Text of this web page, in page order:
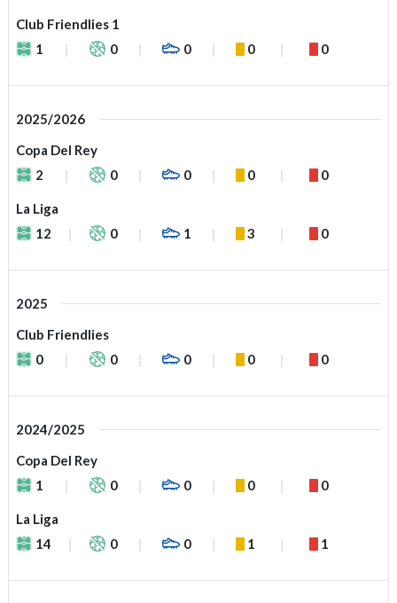
Club Friendlies 1
1
0 0 0 0
2025/2026
Copa Del Rey
2
0 0 0 0
La Liga
12
0 1 3 0
2025
Club Friendlies
0
0 0 0 0
2024/2025
Copa Del Rey
1
0 0 0 0
La Liga
14
0 0 1 1